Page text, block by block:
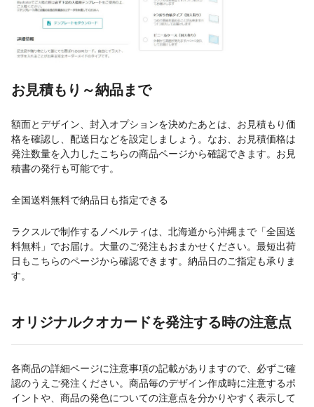
お見積もり～納品まで
額面とデザイン、封入オプションを決めたあとは、お見積もり価
格を確認し、配送日などを設定しましょう。なお、お見積価格は
発注数量を入力したこちらの商品ページから確認できます。お見
積書の発行も可能です。
全国送料無料で納品日も指定できる
ラクスルで制作するノベルティは、北海道から沖縄まで「全国送
料無料」でお届け。大量のご発注もおまかせください。最短出荷
日もこちらのページから確認できます。納品日のご指定も承りま
す。
オリジナルクオカードを発注する時の注意点
各商品の詳細ページに注意事項の記載がありますので、必ずご確
認のうえご発注ください。商品毎のデザイン作成時に注意するポ
イントや、商品の発色についての注意点を分かりやすく表示して